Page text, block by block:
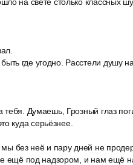
где угодно. Расстели душу
Думаешь, Грозный глаз
куда серьёзнее.
без неё и пару дней не
ещё под надзором, и нам ещё